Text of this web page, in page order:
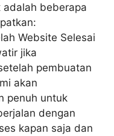
adalah beberapa
Website Selesai
jika
pembuatan
akan
penuh untuk
dengan
kapan saja dan